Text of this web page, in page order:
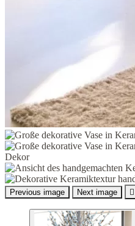
Previous image Next image 